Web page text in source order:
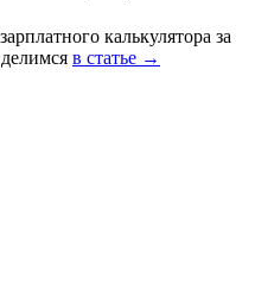
калькулятора за
в статье →